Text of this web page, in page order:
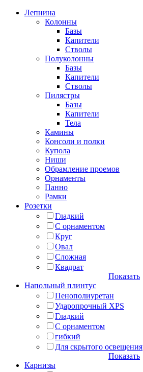
Лепнина
Колонны
Базы
Капители
Стволы
Полуколонны
Базы
Капители
Стволы
Пилястры
Базы
Капители
Тела
Камины
Консоли и полки
Купола
Ниши
Обрамление проемов
Орнаменты
Панно
Рамки
Розетки
Гладкий
С орнаментом
Круг
Овал
Сложная
Квадрат
Показать
Напольный плинтус
Пенополиуретан
Ударопрочный XPS
Гладкий
С орнаментом
гибкий
Для скрытого освещения
Показать
Карнизы